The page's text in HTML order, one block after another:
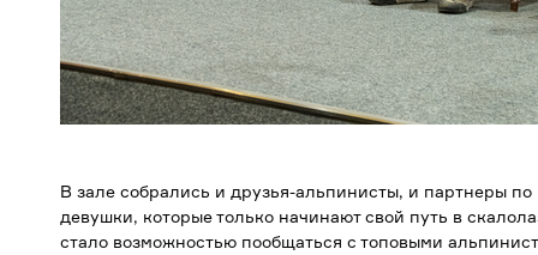
В зале собрались и друзья-альпинисты, и партнеры
девушки, которые только начинают свой путь в
стало возможностью пообщаться с топовыми